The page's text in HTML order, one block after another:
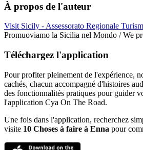
À propos de l'auteur
Visit Sicily - Assessorato Regionale
Promuoviamo la Sicilia nel Mondo / We
Téléchargez l'application
Pour profiter pleinement de l'expérience,
cachés, chacun accompagné d'histoires
des fonctionnalités pratiques pour guider
l'application Cya On The Road.
Une fois dans l'application, recherchez
visite 10 Choses à faire à Enna pour